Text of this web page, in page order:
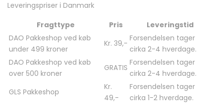
Leveringspriser i Danmark
Fragttype
Pris
Leveringstid
DAO Pakkeshop ved køb
under 499 kroner
Kr. 39,-
Forsendelsen tager
cirka 2-4 hverdage.
DAO Pakkeshop ved køb
over 500 kroner
GRATIS
Forsendelsen tager
cirka 2-4 hverdage.
GLS Pakkeshop
Kr.
49,-
Forsendelsen tager
cirka 1-2 hverdage.